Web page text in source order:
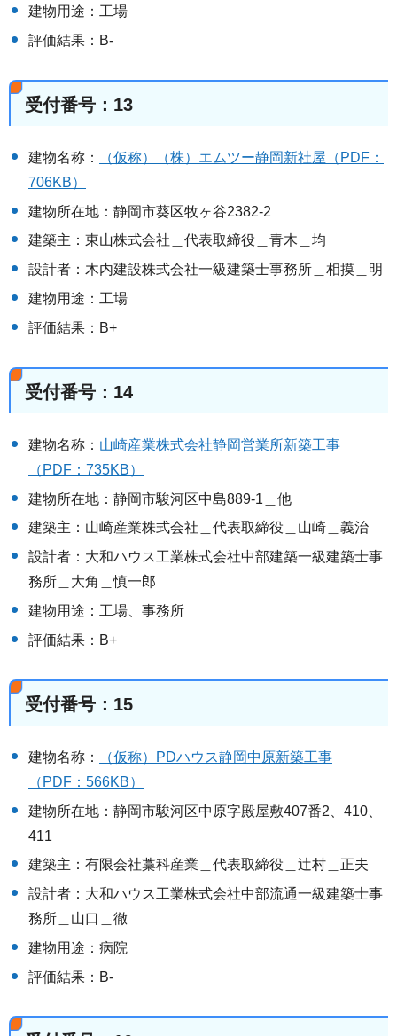
建物用途：工場
評価結果：B-
受付番号：13
建物名称：
（仮称）（株）エムツー静岡新社屋（PDF：
706KB）
建物所在地：静岡市葵区牧ヶ谷2382-2
建築主：東山株式会社＿代表取締役＿青木＿均
設計者：木内建設株式会社一級建築士事務所＿相摸＿明
建物用途：工場
評価結果：B+
受付番号：14
建物名称： 山崎産業株式会社静岡営業所新築工事
（PDF：735KB）
建物所在地：静岡市駿河区中島889-1＿他
建築主：山崎産業株式会社＿代表取締役＿山崎＿義治
設計者：大和ハウス工業株式会社中部建築一級建築士事
務所＿大角＿慎一郎
建物用途：工場、事務所
評価結果：B+
受付番号：15
建物名称：
（仮称）PDハウス静岡中原新築工事
（PDF：566KB）
建物所在地：静岡市駿河区中原字殿屋敷407番2、410、
411
建築主：有限会社藁科産業＿代表取締役＿辻村＿正夫
設計者：大和ハウス工業株式会社中部流通一級建築士事
務所＿山口＿徹
建物用途：病院
評価結果：B-